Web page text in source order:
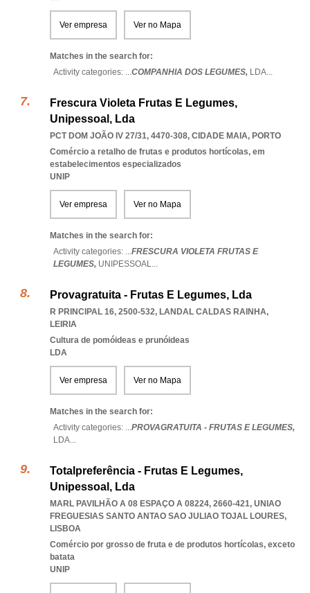
Ver empresa Ver no Mapa
Matches in the search for:
Activity categories: ...COMPANHIA DOS LEGUMES, LDA...
Frescura Violeta Frutas E Legumes,
Unipessoal, Lda
PCT DOM JOÃO IV 27/31, 4470-308, CIDADE MAIA, PORTO
Comércio a retalho de frutas e produtos hortícolas, em
estabelecimentos especializados
UNIP
Ver empresa Ver no Mapa
Matches in the search for:
Activity categories: ...FRESCURA VIOLETA FRUTAS E
LEGUMES, UNIPESSOAL...
Provagratuita - Frutas E Legumes, Lda
R PRINCIPAL 16, 2500-532, LANDAL CALDAS RAINHA,
LEIRIA
Cultura de pomóideas e prunóideas
LDA
Ver empresa Ver no Mapa
Matches in the search for:
Activity categories: ...PROVAGRATUITA - FRUTAS E LEGUMES,
LDA...
Totalpreferência - Frutas E Legumes,
Unipessoal, Lda
MARL PAVILHÃO A 08 ESPAÇO A 08224, 2660-421, UNIAO
FREGUESIAS SANTO ANTAO SAO JULIAO TOJAL LOURES,
LISBOA
Comércio por grosso de fruta e de produtos hortícolas, exceto
batata
UNIP